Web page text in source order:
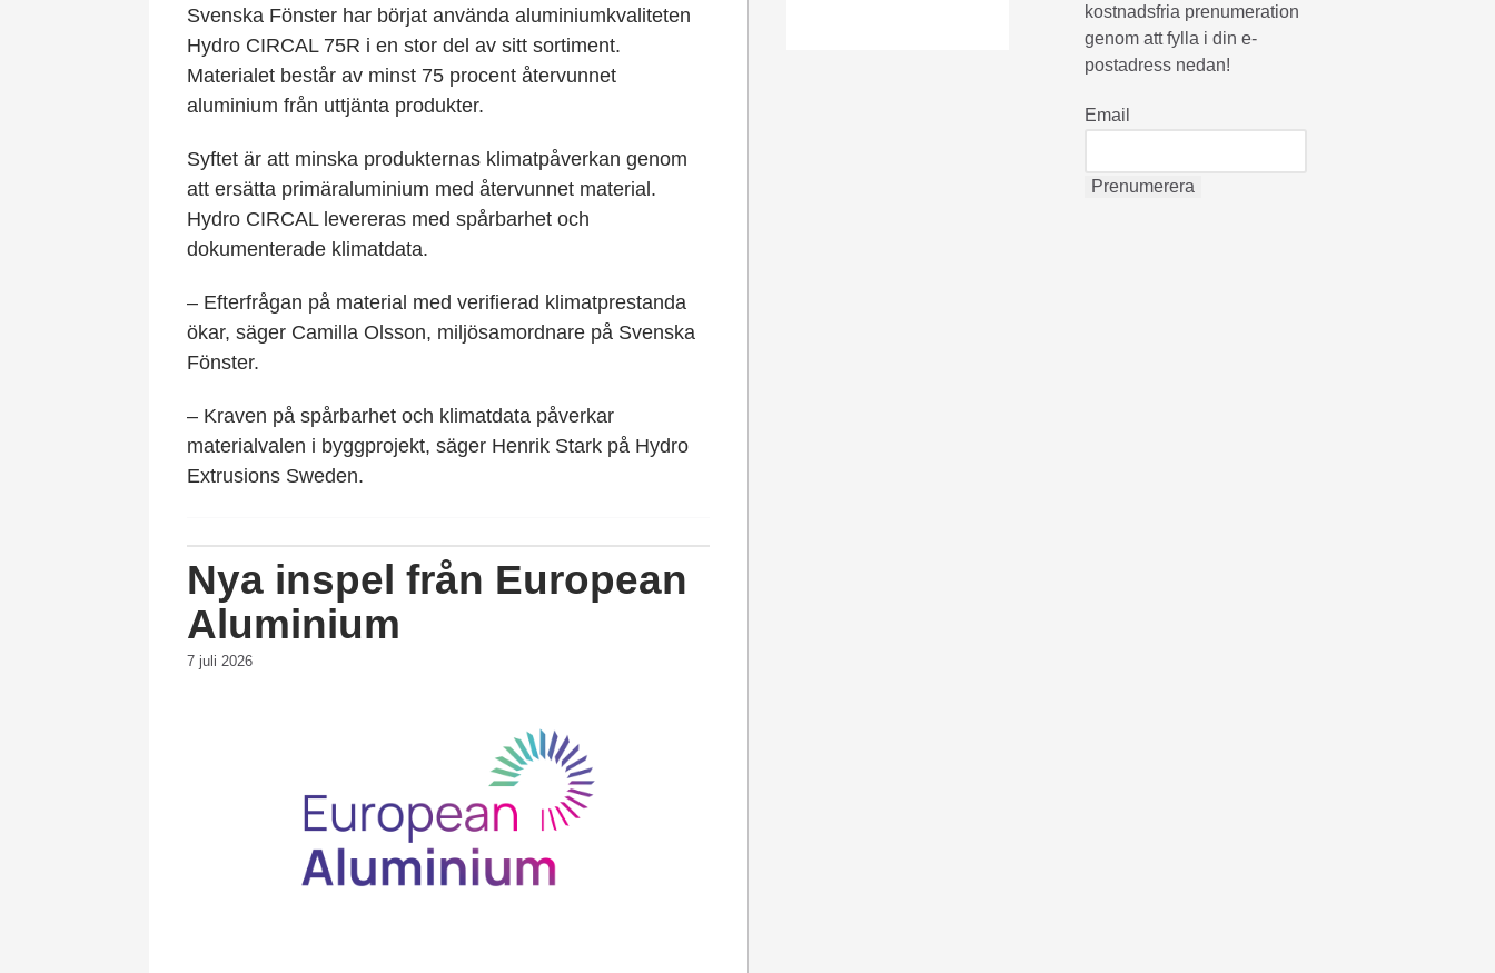
Svenska Fönster har börjat använda aluminiumkvaliteten
Hydro CIRCAL 75R i en stor del av sitt sortiment.
Materialet består av minst 75 procent återvunnet
aluminium från uttjänta produkter.
Syftet är att minska produkternas klimatpåverkan genom
att ersätta primäraluminium med återvunnet material.
Hydro CIRCAL levereras med spårbarhet och
dokumenterade klimatdata.
– Efterfrågan på material med verifierad klimatprestanda
ökar, säger Camilla Olsson, miljösamordnare på Svenska
Fönster.
– Kraven på spårbarhet och klimatdata påverkar
materialvalen i byggprojekt, säger Henrik Stark på Hydro
Extrusions Sweden.
Nya inspel från European
Aluminium
7 juli 2026
kostnadsfria prenumeration
genom att fylla i din e-
postadress nedan!
Email